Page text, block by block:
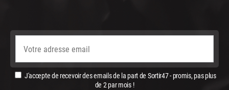
J'accepte de recevoir des emails de la part de Sortir47 - promis, pas plus
de 2 par mois !